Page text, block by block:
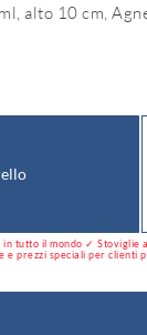
alto 10 cm,
tutto il mondo ✓ Stoviglie
e prezzi speciali per clienti